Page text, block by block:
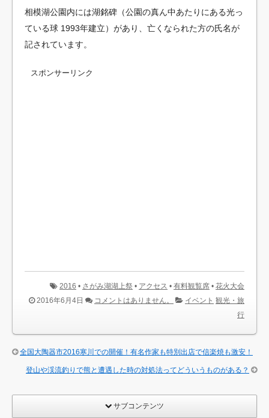
相模湖公園内には湖銘碑（公園の真ん中あたりにある光っ
ている球 1993年建立）があり、亡くなられた方の氏名が
記されています。
スポンサーリンク
2016 • さがみ湖湖上祭 • アクセス • 有料観覧席 • 花火大会
2016年6月4日
コメントはありません。 イベント 観光・旅
行
全国大陶器市2016寒川での開催！有名作家も特別出店で信楽焼も激安！
登山や渓流釣りで熊と遭遇した時の対処法ってどういうものがある？
サブコンテンツ